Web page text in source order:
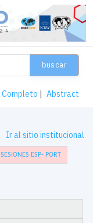
buscar
Completo | Abstract
Ir al sitio institucional
SESIONES ESP- PORT